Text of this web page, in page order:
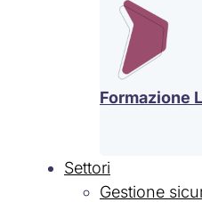
Formazione
Settori
Gestione